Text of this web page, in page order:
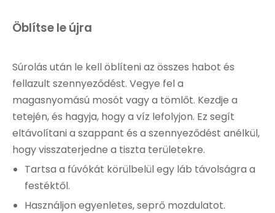
Öblítse le újra
Súrolás után le kell öblíteni az összes habot és
fellazult szennyeződést. Vegye fel a
magasnyomású mosót vagy a tömlőt. Kezdje a
tetején, és hagyja, hogy a víz lefolyjon. Ez segít
eltávolítani a szappant és a szennyeződést anélkül,
hogy visszaterjedne a tiszta területekre.
Tartsa a fúvókát körülbelül egy láb távolságra a
festéktől.
Használjon egyenletes, seprő mozdulatot.